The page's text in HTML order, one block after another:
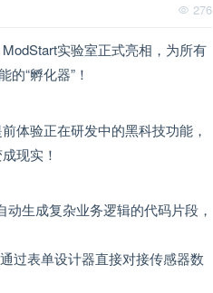
276
实验室正式亮相，为所有
“孵化器”！
体验正在研发中的黑科技功能，
现实！
生成复杂业务逻辑的代码片段，
过表单设计器直接对接传感器数